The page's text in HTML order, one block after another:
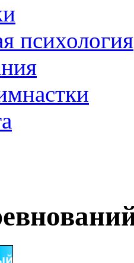
психология